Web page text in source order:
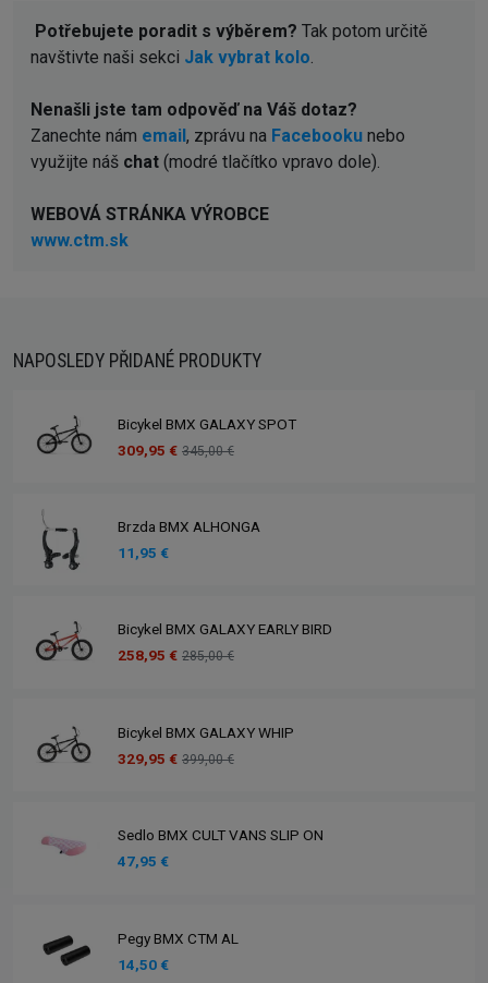
Potřebujete poradit s výběrem? Tak potom určitě
navštivte naši sekci Jak vybrat kolo.
Nenašli jste tam odpověď na Váš dotaz?
Zanechte nám email , zprávu na Facebooku nebo
využijte náš chat (modré tlačítko vpravo dole).
WEBOVÁ STRÁNKA VÝROBCE
www.ctm.sk
NAPOSLEDY PŘIDANÉ PRODUKTY
Bicykel BMX GALAXY SPOT
309,95 € 345,00 €
Brzda BMX ALHONGA
11,95 €
Bicykel BMX GALAXY EARLY BIRD
258,95 € 285,00 €
Bicykel BMX GALAXY WHIP
329,95 € 399,00 €
Sedlo BMX CULT VANS SLIP ON
47,95 €
Pegy BMX CTM AL
14,50 €